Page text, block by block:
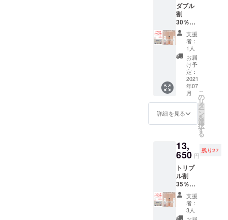
ダブル
割
30％OF
F らく
かるフ
ロス
（ベー
シック
セッ
ト）
14,000
円
→
9,800円
送料、
込み
支援
者：
1人
お届
け予
定：
2021
年07
月
詳細を見る
こ
の
リ
タ
ー
ン
を
選
択
す
る
13,
650 円
残り27
トリプ
ル割
35％OF
F らく
かるフ
ロス
（ベー
支援
者：
3人